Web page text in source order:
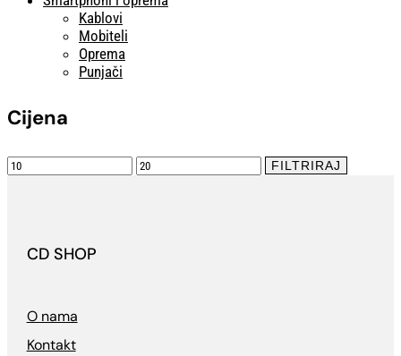
Kablovi
Mobiteli
Oprema
Punjači
Cijena
Min
Maks
FILTRIRAJ
CD SHOP
O nama
Kontakt